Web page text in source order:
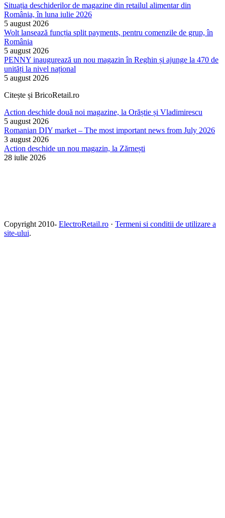
Situația deschiderilor de magazine din retailul alimentar din
România, în luna iulie 2026
5 august 2026
Wolt lansează funcția split payments, pentru comenzile de grup, în
România
5 august 2026
PENNY inaugurează un nou magazin în Reghin și ajunge la 470 de
unități la nivel național
5 august 2026
Citește și BricoRetail.ro
Action deschide două noi magazine, la Orăștie și Vladimirescu
5 august 2026
Romanian DIY market – The most important news from July 2026
3 august 2026
Action deschide un nou magazin, la Zărnești
28 iulie 2026
Copyright 2010- ElectroRetail.ro · Termeni si conditii de utilizare a
site-ului.